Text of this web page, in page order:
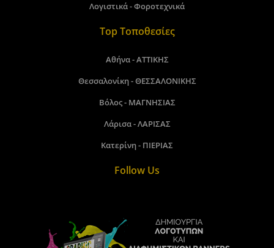
Λογιστικά - Φοροτεχνικά
Top Τοποθεσίες
Αθήνα - ΑΤΤΙΚΗΣ
Θεσσαλονίκη - ΘΕΣΣΑΛΟΝΙΚΗΣ
Βόλος - ΜΑΓΝΗΣΙΑΣ
Λάρισα - ΛΑΡΙΣΑΣ
Κατερίνη - ΠΙΕΡΙΑΣ
Follow Us